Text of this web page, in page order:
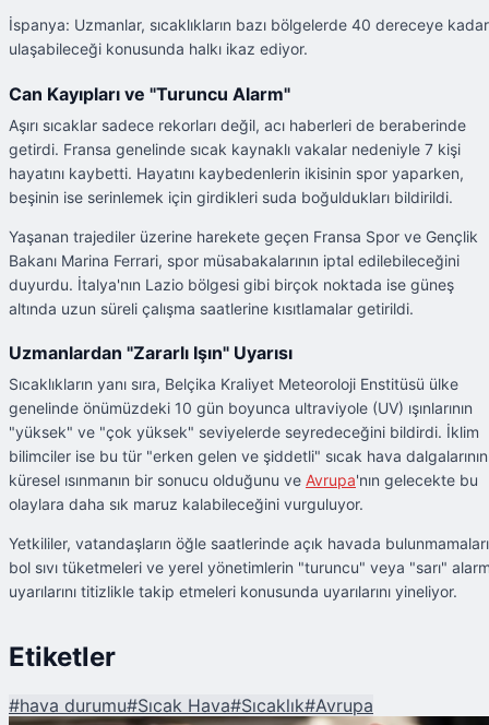
İspanya: Uzmanlar, sıcaklıkların bazı bölgelerde 40 dereceye kadar
ulaşabileceği konusunda halkı ikaz ediyor.
Can Kayıpları ve "Turuncu Alarm"
Aşırı sıcaklar sadece rekorları değil, acı haberleri de beraberinde
getirdi. Fransa genelinde sıcak kaynaklı vakalar nedeniyle 7 kişi
hayatını kaybetti. Hayatını kaybedenlerin ikisinin spor yaparken,
beşinin ise serinlemek için girdikleri suda boğuldukları bildirildi.
Yaşanan trajediler üzerine harekete geçen Fransa Spor ve Gençlik
Bakanı Marina Ferrari, spor müsabakalarının iptal edilebileceğini
duyurdu. İtalya'nın Lazio bölgesi gibi birçok noktada ise güneş
altında uzun süreli çalışma saatlerine kısıtlamalar getirildi.
Uzmanlardan "Zararlı Işın" Uyarısı
Sıcaklıkların yanı sıra, Belçika Kraliyet Meteoroloji Enstitüsü ülke
genelinde önümüzdeki 10 gün boyunca ultraviyole (UV) ışınlarının
"yüksek" ve "çok yüksek" seviyelerde seyredeceğini bildirdi. İklim
bilimciler ise bu tür "erken gelen ve şiddetli" sıcak hava dalgalarının
küresel ısınmanın bir sonucu olduğunu ve Avrupa'nın gelecekte bu
olaylara daha sık maruz kalabileceğini vurguluyor.
Yetkililer, vatandaşların öğle saatlerinde açık havada
bol sıvı tüketmeleri ve yerel yönetimlerin "turuncu" veya "sarı"
uyarılarını titizlikle takip etmeleri konusunda uyarılarını yineliyor.
Etiketler
#hava durumu#Sıcak Hava#Sıcaklık#Avrupa